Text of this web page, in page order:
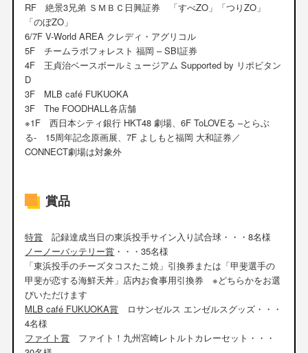
RF 絶景3兄弟 ＳＭＢＣ日興証券 「すべZO」「つりZO」
「のぼZO」
6/7F V-World AREA クレディ・アグリコル
5F チームラボフォレスト 福岡 – SBI証券
4F 王貞治ベースボールミュージアム Supported by リポビタン
D
3F MLB café FUKUOKA
3F The FOODHALL各店舗
※1F 西日本シティ銀行 HKT48 劇場、6F ToLOVEる –とらぶ
る- 15周年記念原画展、7F よしもと福岡 大和証券／
CONNECT劇場は対象外
賞品
特賞 記録達成当日の東浜投手サイン入り試合球・・・8名様
ノーノーバッテリー賞 ・・・35名様
「東浜投手のチーズタコスたこ焼」引換券または「甲斐選手の
甲斐が恋する海鮮天丼」店内お食事用引換券 ※どちらかをお選
びいただけます
MLB café FUKUOKA賞 ロサンゼルス エンゼルスグッズ・・・
4名様
ファイト賞 ファイト！九州宮崎レトルトカレーセット・・・